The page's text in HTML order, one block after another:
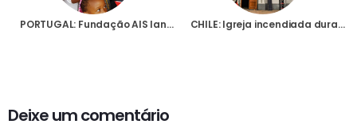
PORTUGAL: Fundação AIS lança edição especial da “Bíblia para Crianças” durante o Jubileu das Famílias em Roma CHILE: Igreja incendiada durante protestos sociais há cinco anos foi reconstruída com o apoio da AIS e já reabriu ao culto
Deixe um comentário